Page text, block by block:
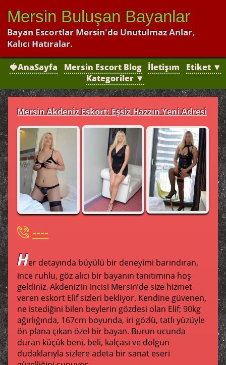
Mersin Buluşan Bayanlar
Bayan Escortlar Mersin'de Unutulmaz Anlar,
Kalıcı Hatıralar.
🍓AnaSayfa Mersin Escort Blog İletişım
Etiket ▼
Kategoriler ▼
Mersin Akdeniz Eskort: Eşsiz Hazzın Yeni Adresi
----
Her detayında büyülü bir deneyimi barındıran,
ince ruhlu, göz alıcı bir bayanın tanıtımına hoş
geldiniz. Akdeniz’in incisi Mersin’de size hizmet
veren eskort Elif sizleri bekliyor. Kendine güvenen,
ne istediğini bilen beylerin gözdesi olan Elif; 90kg
ağırlığında, 167cm boyunda, iri gözlü, tatlı yüzüyle
ön plana çıkan özel bir bayan. Burun ucunda
duran küçük beni, beli, kalçası ve dolgun
dudaklarıyla sizlere adeta bir sanat eseri